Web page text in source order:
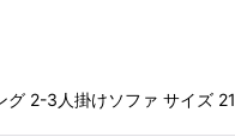
2-3人掛けソファ サイズ